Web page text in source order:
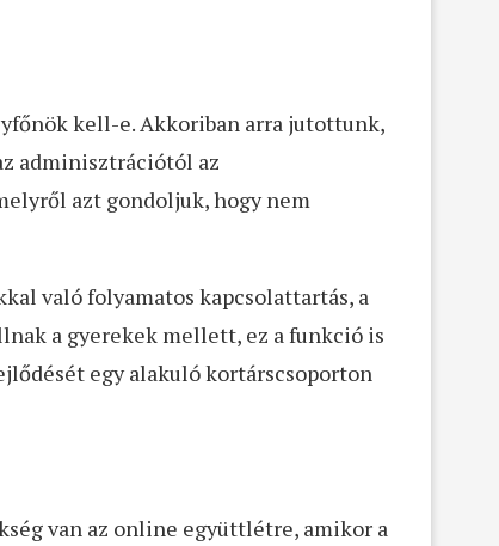
kell-e. Akkoriban arra jutottunk,
adminisztrációtól az
azt gondoljuk, hogy nem
való folyamatos kapcsolattartás, a
a gyerekek mellett, ez a funkció is
egy alakuló kortárscsoporton
van az online együttlétre, amikor a